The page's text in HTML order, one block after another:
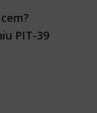
PIT-39